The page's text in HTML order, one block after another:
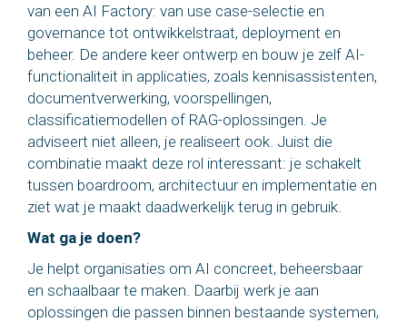
van een AI Factory: van use case-selectie en
governance tot ontwikkelstraat, deployment en
beheer. De andere keer ontwerp en bouw je zelf AI-
functionaliteit in applicaties, zoals kennisassistenten,
documentverwerking, voorspellingen,
classificatiemodellen of RAG-oplossingen. Je
adviseert niet alleen, je realiseert ook. Juist die
combinatie maakt deze rol interessant: je schakelt
tussen boardroom, architectuur en implementatie en
ziet wat je maakt daadwerkelijk terug in gebruik.
Wat ga je doen?
Je helpt organisaties om AI concreet, beheersbaar
en schaalbaar te maken. Daarbij werk je aan
oplossingen die passen binnen bestaande systemen,